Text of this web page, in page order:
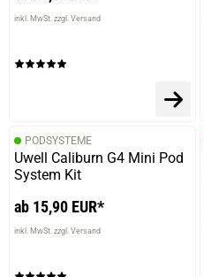
inkl. MwSt. zzgl. Versand
PODSYSTEME
Uwell Caliburn G4 Mini Pod
System Kit
ab 15,90 EUR*
inkl. MwSt. zzgl. Versand